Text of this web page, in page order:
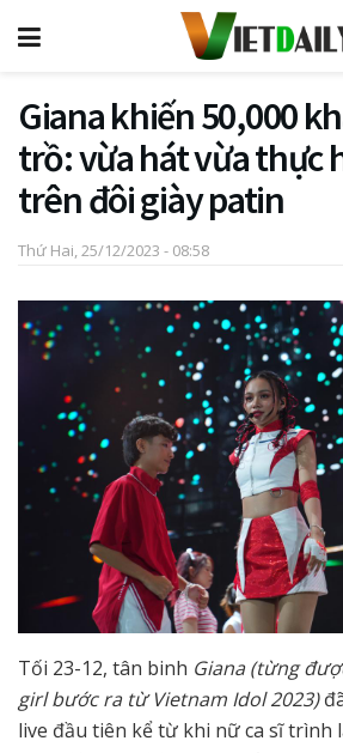
Giana khiến 50,000
trồ: vừa hát vừa thực
trên đôi giày patin
Thứ Hai, 25/12/2023 - 08:58
Tối 23-12, tân binh Giana (từng
girl bước ra từ Vietnam Idol 2023)
live đầu tiên kể từ khi nữ ca sĩ trình